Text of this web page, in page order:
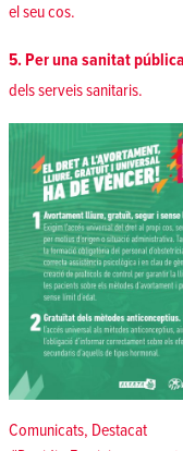
el seu cos.
5. Per una sanitat
dels serveis sanitaris.
Posted in
Comunicats, Destacat